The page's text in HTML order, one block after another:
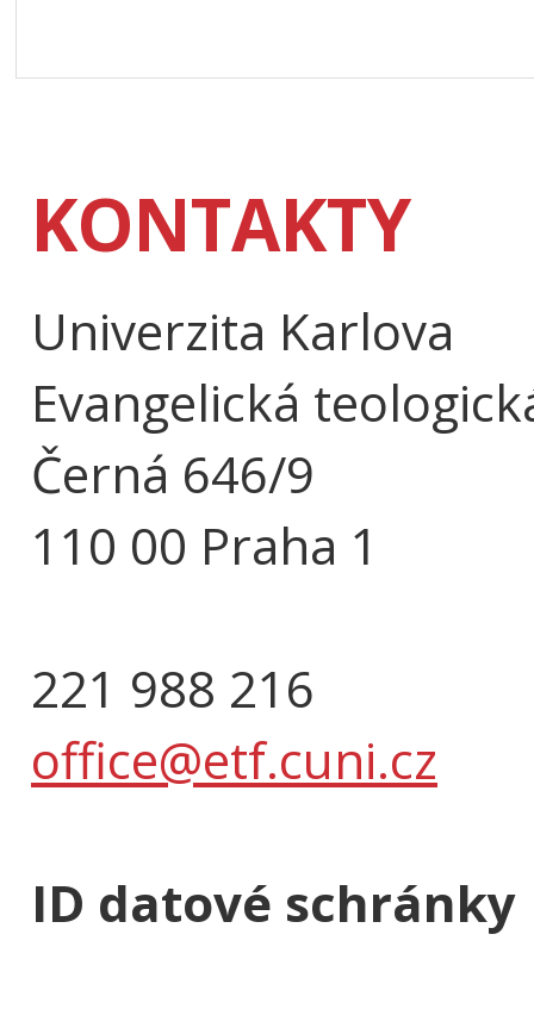
KONTAKTY
Univerzita Karlova
Evangelická
Černá 646/9
110 00 Praha 1
221 988 216
office@etf.cuni.cz
ID datové schránky